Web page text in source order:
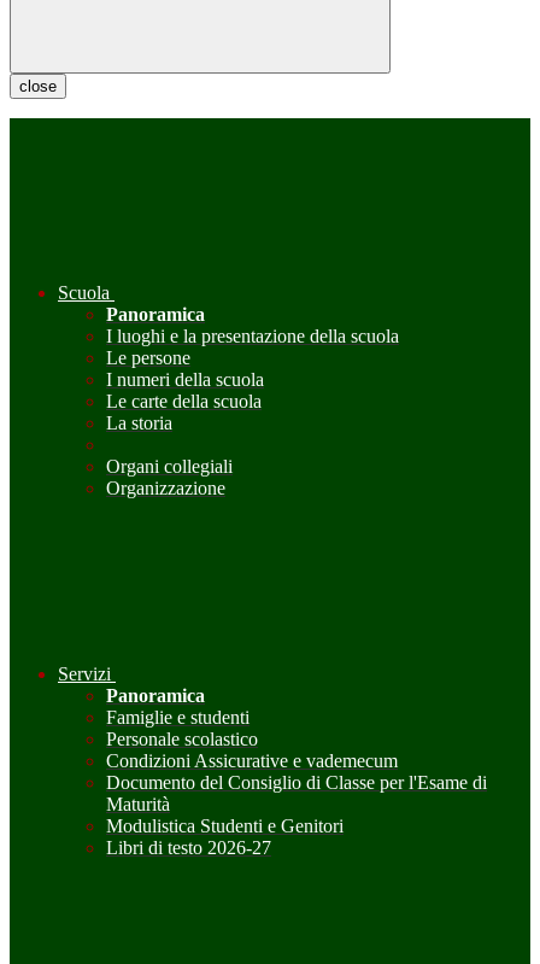
close
Scuola
Panoramica
I luoghi e la presentazione della scuola
Le persone
I numeri della scuola
Le carte della scuola
La storia
Organi collegiali
Organizzazione
Servizi
Panoramica
Famiglie e studenti
Personale scolastico
Condizioni Assicurative e vademecum
Documento del Consiglio di Classe per l'Esame di
Maturità
Modulistica Studenti e Genitori
Libri di testo 2026-27